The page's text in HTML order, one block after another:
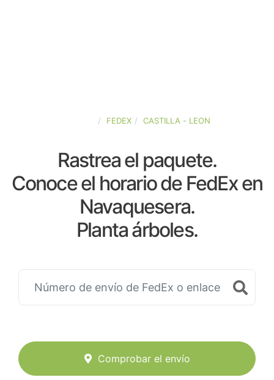
FEDEX CASTILLA - LEON
Rastrea el paquete.
Conoce el horario de FedEx en
Navaquesera.
Planta árboles.
Comprobar el envío